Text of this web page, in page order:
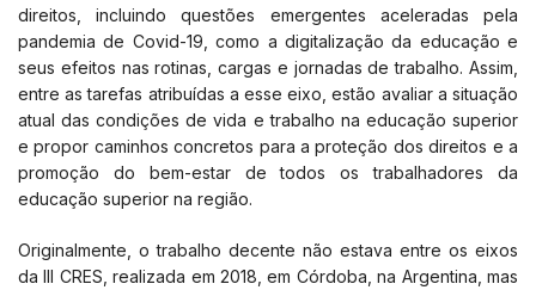
direitos, incluindo questões emergentes aceleradas pela
pandemia de Covid-19, como a digitalização da educação e
seus efeitos nas rotinas, cargas e jornadas de trabalho. Assim,
entre as tarefas atribuídas a esse eixo, estão avaliar a situação
atual das condições de vida e trabalho na educação superior
e propor caminhos concretos para a proteção dos direitos e a
promoção do bem-estar de todos os trabalhadores da
educação superior na região.
Originalmente, o trabalho decente não estava entre os eixos
da III CRES, realizada em 2018, em Córdoba, na Argentina, mas